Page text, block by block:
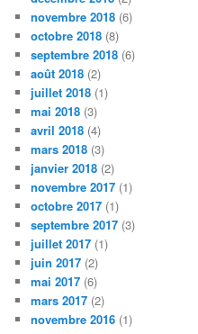
novembre 2018 (6)
octobre 2018 (8)
septembre 2018 (6)
août 2018 (2)
juillet 2018 (1)
mai 2018 (3)
avril 2018 (4)
mars 2018 (3)
janvier 2018 (2)
novembre 2017 (1)
octobre 2017 (1)
septembre 2017 (3)
juillet 2017 (1)
juin 2017 (2)
mai 2017 (6)
mars 2017 (2)
novembre 2016 (1)